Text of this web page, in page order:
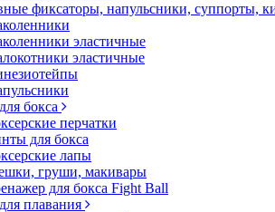
фиксаторы, напульсники, суппорты,
эластичные
эластичные
бокса
перчатки
для бокса
лапы
груши, макивары
для бокса Fight Ball
плавания